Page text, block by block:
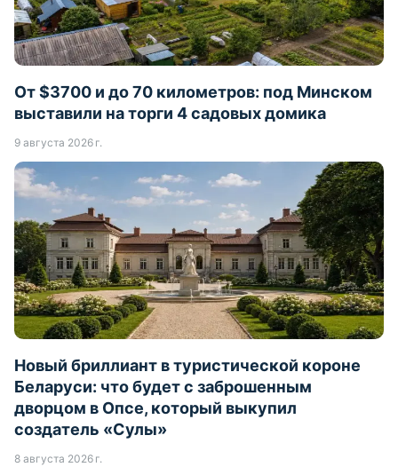
От $3700 и до 70 километров: под Минском
выставили на торги 4 садовых домика
9 августа 2026 г.
Новый бриллиант в туристической короне
Беларуси: что будет с заброшенным
дворцом в Опсе, который выкупил
создатель «Сулы»
8 августа 2026 г.